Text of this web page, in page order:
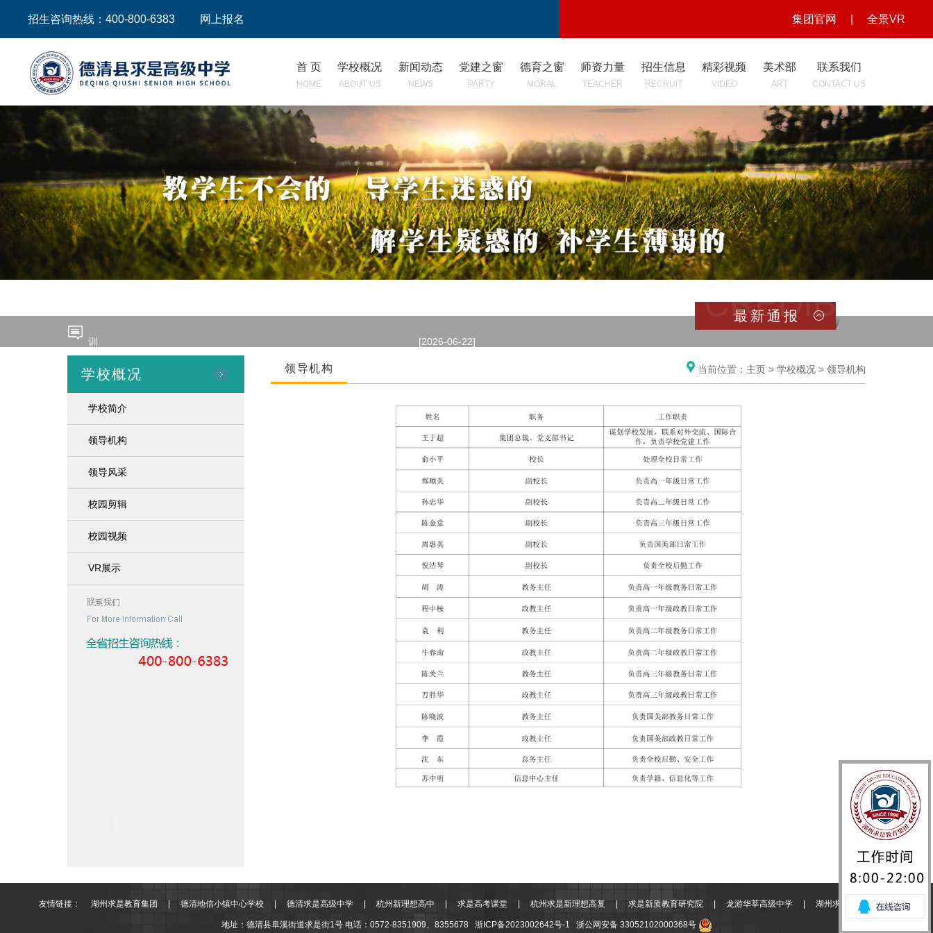
招生咨询热线：400-800-6383 网上报名 集团官网 全景VR
首 页
HOME
学校概况
ABOUT US
新闻动态
NEWS
党建之窗
PARTY
德育之窗
MORAL
师资力量
TEACHER
招生信息
RECRUIT
精彩视频
VIDEO
美术部
ART
联系我们
CONTACT US
最新通报
严守考纪铸诚信 静心蓄力迎期末｜德清求是高一年级开展“诚信考试”主题班
[2026-06-22]
净环境润学风 焕新貌迎期末｜德清求是国美部六月班级大扫除活动
诚实立身 守信应试｜德清求是国美部高二举行主题班会
分层施策精复习，暖心护航备期末｜德清求是高二年级召开期末备考教师例会
[2026-06-22]
严守考纪铸诚信 静心蓄力迎期末｜德清求是高一年级开展“诚信考试”主题
[2026-06-22]
[2026-06-22]
[2026-06-22]
分层施策精复习，暖心护航备期末｜德清求是高二年级召开期末备考教师例会
[2026-06-22]
学校概况
学校简介
领导机构
领导风采
校园剪辑
校园视频
VR展示
领导机构 当前位置： 主页 > 学校概况 > 领导机构
友情链接： 湖州求是教育集团 德清地信小镇中心学校| 德清求是高级中学| 杭州新理想高中 求是高考课堂| 杭州求是新理想高复 求是新质教育研究院| 龙游华莘高级中学| 湖州求是技工学校|
地址：德清县阜溪街道求是街1号 电话：0572-8351909、8355678 浙ICP备2023002642号-1 浙公网安备 33052102000368号